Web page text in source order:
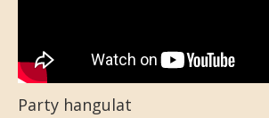
Party hangulat